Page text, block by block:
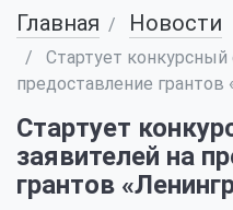
Главная Новости
Стартует конкурсный
предоставление
Стартует
заявителей на
грантов